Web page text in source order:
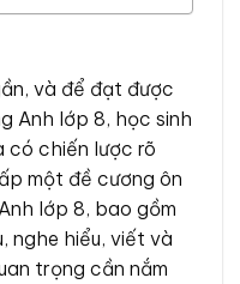
và để đạt được
Anh lớp 8, học sinh
có chiến lược rõ
một đề cương ôn
lớp 8, bao gồm
nghe hiểu, viết và
trọng cần nắm